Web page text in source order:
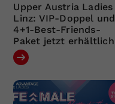
Upper Austria Ladies
Linz: VIP-Doppel und
4+1-Best-Friends-
Paket jetzt erhältlich